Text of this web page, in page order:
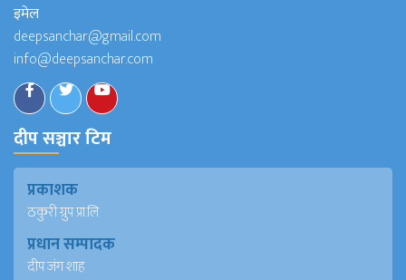
इमेल
deepsanchar@gmail.com
info@deepsanchar.com
दीप सञ्चार टिम
प्रकाशक
ठकुरी ग्रुप प्रा.लि
प्रधान सम्पादक
दीप जंग शाह